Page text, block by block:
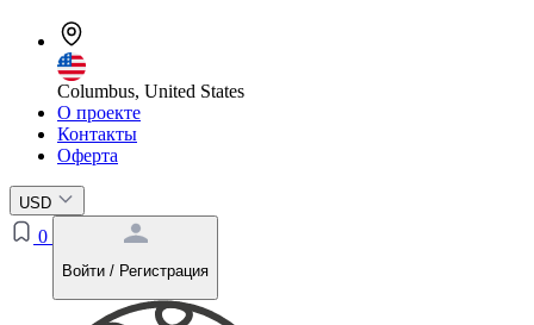
Columbus, United States
О проекте
Контакты
Оферта
USD
0
Войти / Регистрация